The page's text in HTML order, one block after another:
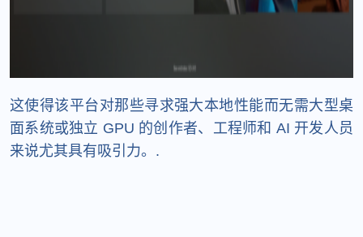
这使得该平台对那些寻求强大本地性能而无需大型桌
面系统或独立 GPU 的创作者、工程师和 AI 开发人员
来说尤其具有吸引力。.